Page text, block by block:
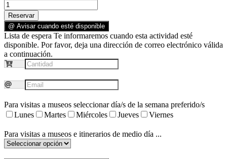
Reservar
@ Avisar cuando esté disponible
Lista de espera Te informaremos cuando esta actividad esté
disponible. Por favor, deja una dirección de correo electrónico válida
a continuación.
Para visitas a museos seleccionar día/s de la semana preferido/s
Lunes
Martes Miércoles Jueves Viernes
Para visitas a museos e itinerarios de medio día ...